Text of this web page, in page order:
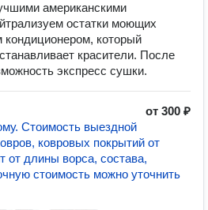
американскими
остатки моющих
который
красители. После
экспресс сушки.
от 300 ₽
Стоимость выездной
ковровых покрытий от
от длины ворса, состава,
стоимость можно уточнить